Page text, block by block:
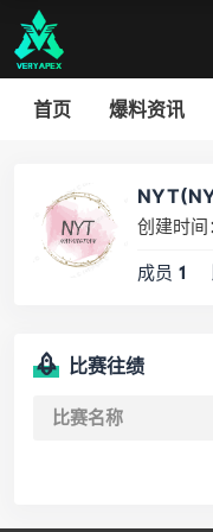
首页 爆料资讯
创建时
成员 1
比赛往绩
比赛名称